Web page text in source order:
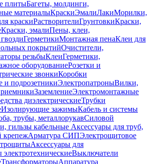
плитыБагеты, молдинги,
материалыКраскиЭмалиЛакиМорилки,
краскиРастворителиГрунтовкиКраски,
Краски, эмалиПены, клеи,
ГерметикиМонтажная пенаКлеи для
покрытийОчистители,
резьбыКлеиГерметики,
оборудованиеРозетки и
звонкиКоробки
и подрозетникиЭлектропатроныВилки,
ЗаземлениеЭлектромонтажные
диэлектрическиеТрубки
Изолирующие зажимыКабель и системы
трубы, металлорукавСиловой
гильзы кабельные Аксессуары для труб,
крепежАрматура СИПЭлектрощитовое
Аксессуары для
Выключатели
ТрансформаторыАппаратура